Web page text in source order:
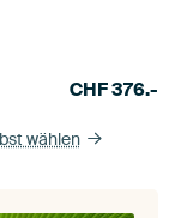
CHF376.-
wählen